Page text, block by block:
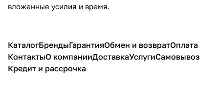
вложенные усилия и время.
КаталогБрендыГарантияОбмен и возвратОплата
КонтактыО компанииДоставкаУслугиСамовывоз
Кредит и рассрочка